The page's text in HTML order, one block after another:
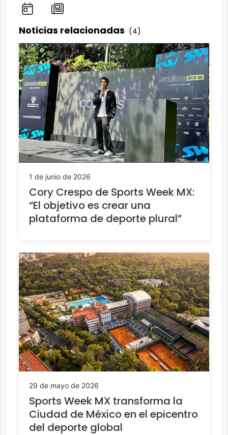
Noticias relacionadas (4)
1 de junio de 2026
Cory Crespo de Sports Week MX:
“El objetivo es crear una
plataforma de deporte plural”
29 de mayo de 2026
Sports Week MX transforma la
Ciudad de México en el epicentro
del deporte global